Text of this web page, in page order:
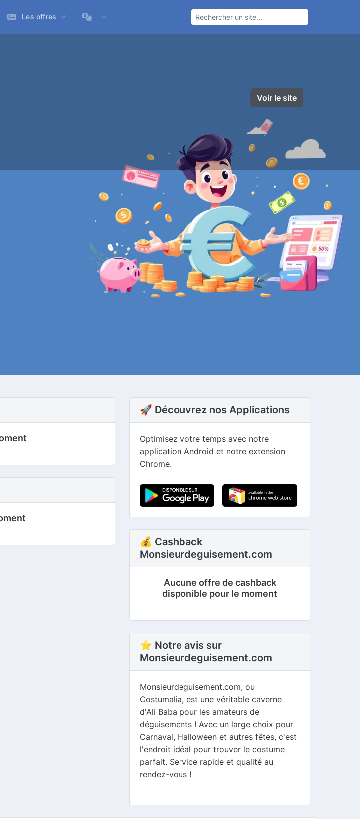
Les offres
Voir le site
🚀 Découvrez nos Applications
Optimisez votre temps avec notre
application Android et notre extension
Chrome.
💰 Cashback
Monsieurdeguisement.com
Aucune offre de cashback
disponible pour le moment
⭐ Notre avis sur
Monsieurdeguisement.com
Monsieurdeguisement.com, ou
Costumalia, est une véritable caverne
d'Ali Baba pour les amateurs de
déguisements ! Avec un large choix pour
Carnaval, Halloween et autres fêtes, c'est
l'endroit idéal pour trouver le costume
parfait. Service rapide et qualité au
rendez-vous !